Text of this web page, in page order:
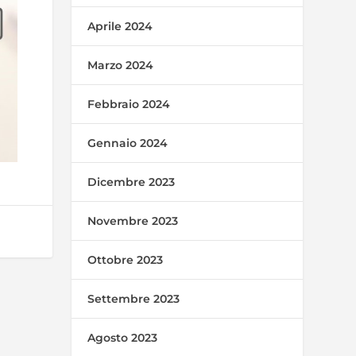
Aprile 2024
Marzo 2024
Febbraio 2024
Gennaio 2024
Dicembre 2023
Novembre 2023
Ottobre 2023
Settembre 2023
Agosto 2023